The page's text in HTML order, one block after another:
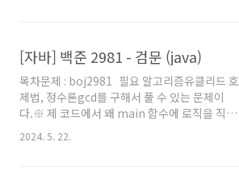
는 분이나, 백준에서 자바로 풀 때의 팁을 원하시
는 분들도 보시는걸 추천드립니다. 풀이 '백준
1149 RGB거리' 문제의 트리버전이라고 보면 된
다. 그러니 저걸 안풀었다면 저것부터 풀어보자.
1149를 못푸는데 이 문제를 풀 수 있을 가능성은
없다. 우선 간소화해서 생각해보기 위해, 이 문
제를 1149번 문제처럼 트리긴한데 그냥 1차원이
[자바] 백준 2981 - 검문 (java)
목차문제 : boj2981 필요 알고리즘유클리드 호
제법, 정수론gcd를 구해서 풀 수 있는 문제이
다.※ 제 코드에서 왜 main 함수에 로직을 직접
BufferedReader를 사용했는지 등에 대해서는
2024. 5. 22.